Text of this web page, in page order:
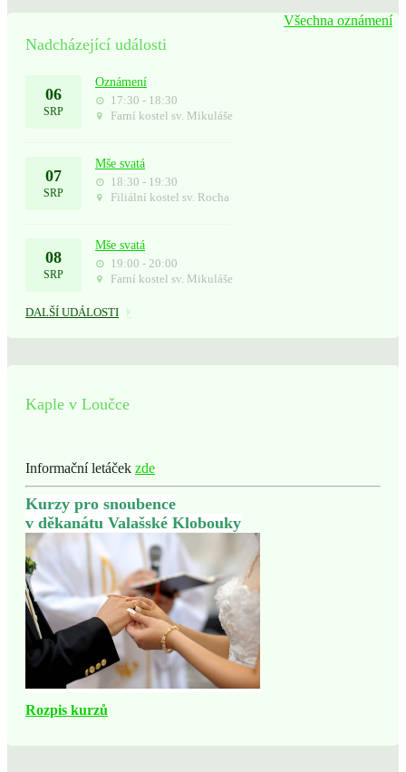
Všechna oznámení
Nadcházející události
06
SRP
Oznámení
17:30 - 18:30
Farní kostel sv. Mikuláše
07
SRP
Mše svatá
18:30 - 19:30
Filiální kostel sv. Rocha
08
SRP
Mše svatá
19:00 - 20:00
Farní kostel sv. Mikuláše
DALŠÍ UDÁLOSTI
Kaple v Loučce
Informační letáček zde
Kurzy pro snoubence
v děkanátu Valašské Klobouky
Rozpis kurzů